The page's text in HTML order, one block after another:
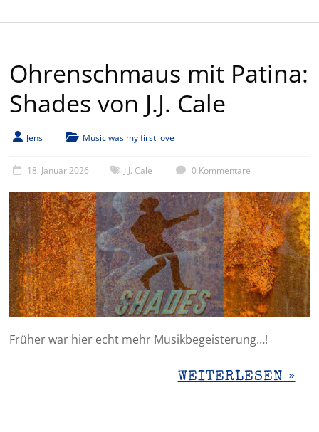
Ohrenschmaus mit Patina:
Shades von J.J. Cale
Jens Music was my first love
18. Januar 2026 J.J. Cale 0 Kommentare
Früher war hier echt mehr Musikbegeisterung…!
WEITERLESEN »